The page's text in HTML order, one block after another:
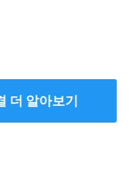
더 알아보기